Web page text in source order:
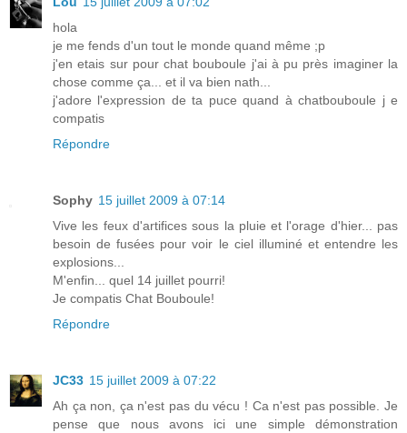
hola
je me fends d'un tout le monde quand même ;p
j'en etais sur pour chat bouboule j'ai à pu près imaginer la
chose comme ça... et il va bien nath...
j'adore l'expression de ta puce quand à chatbouboule j e
compatis
Répondre
Sophy 15 juillet 2009 à 07:14
Vive les feux d'artifices sous la pluie et l'orage d'hier... pas
besoin de fusées pour voir le ciel illuminé et entendre les
explosions...
M'enfin... quel 14 juillet pourri!
Je compatis Chat Bouboule!
Répondre
JC33 15 juillet 2009 à 07:22
Ah ça non, ça n'est pas du vécu ! Ca n'est pas possible. Je
pense que nous avons ici une simple démonstration